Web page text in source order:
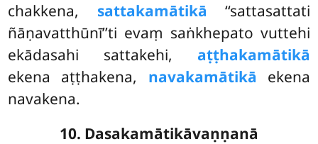
chakkena, sattakamātikā ‘‘sattasattati
ñāṇavatthūnī’’ti evaṃ saṅkhepato vuttehi
ekādasahi sattakehi, aṭṭhakamātikā
ekena aṭṭhakena, navakamātikā ekena
navakena.
10. Dasakamātikāvaṇṇanā